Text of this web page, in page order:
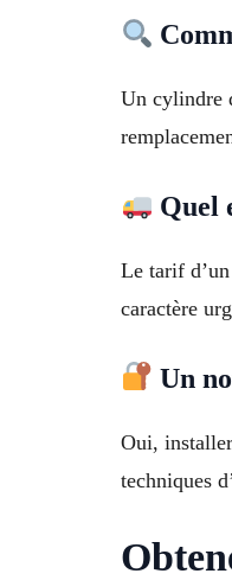
Un cylindre
Quel
Le tarif
caractère
Un
Oui,
techniques